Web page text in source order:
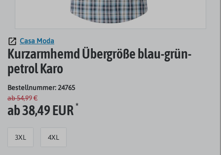
Casa Moda
Kurzarmhemd Übergröße blau-grün-
petrol Karo
Bestellnummer: 24765
ab 54,99 €
ab 38,49 EUR*
3XL 4XL